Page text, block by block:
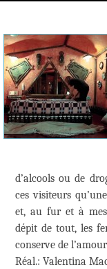
d’alcools ou de
ces visiteurs
et, au fur et à
dépit de tout, les
conserve de
Réal.: Valentina